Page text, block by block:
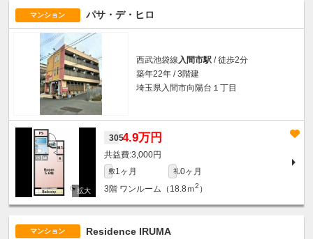
マンション パサ・デ・ヒロ
西武池袋線入間市駅 / 徒歩2分
築年22年 / 3階建
埼玉県入間市向陽台１丁目
3054.9万円
3,000円
敷1ヶ月 礼0ヶ月
3階 ワンルーム（18.8ｍ2 ）
マンション Residence IRUMA